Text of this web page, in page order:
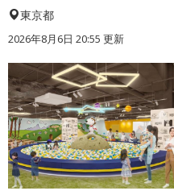
東京都
2026年8月6日 20:55 更新